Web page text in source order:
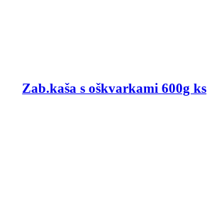
Zab.kaša s oškvarkami 600g ks